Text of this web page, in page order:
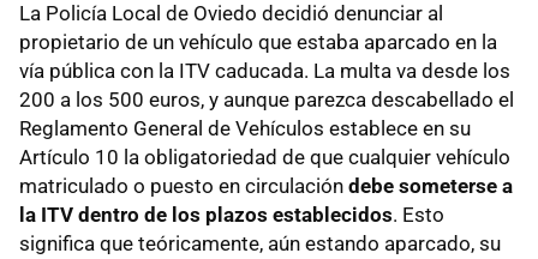
La Policía Local de Oviedo decidió denunciar al
propietario de un vehículo que estaba aparcado en la
vía pública con la ITV caducada. La multa va desde los
200 a los 500 euros, y aunque parezca descabellado el
Reglamento General de Vehículos establece en su
Artículo 10 la obligatoriedad de que cualquier vehículo
matriculado o puesto en circulación debe someterse a
la ITV dentro de los plazos establecidos. Esto
significa que teóricamente, aún estando aparcado, su